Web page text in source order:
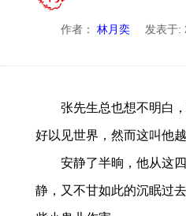
作者： 林月奕 发表于:
张先生总也想不明白
好以见世界，然而这叫他
安静了半晌，他从这
静，又不甘如此的沉眠过